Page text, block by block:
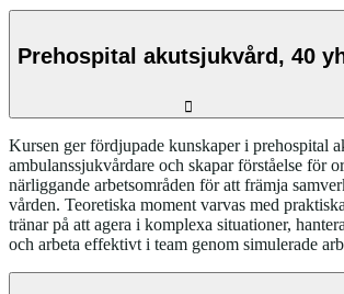
Prehospital akutsjukvård, 40
Kursen ger fördjupade kunskaper i prehospital
ambulanssjukvårdare och skapar förståelse för
närliggande arbetsområden för att främja
vården. Teoretiska moment varvas med
tränar på att agera i komplexa situationer,
och arbeta effektivt i team genom simulerade